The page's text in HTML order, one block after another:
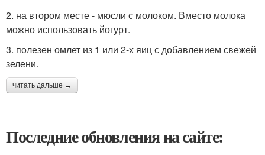
2. на втором месте - мюсли с молоком. Вместо молока
можно использовать йогурт.
3. полезен омлет из 1 или 2-х яиц с добавлением свежей
зелени.
читать дальше →
Последние обновления на сайте: